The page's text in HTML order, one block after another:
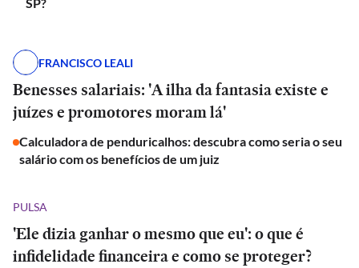
FRANCISCO LEALI
Benesses salariais: 'A ilha da fantasia existe e
juízes e promotores moram lá'
Calculadora de penduricalhos: descubra como seria o seu
salário com os benefícios de um juiz
PULSA
'Ele dizia ganhar o mesmo que eu': o que é
infidelidade financeira e como se proteger?